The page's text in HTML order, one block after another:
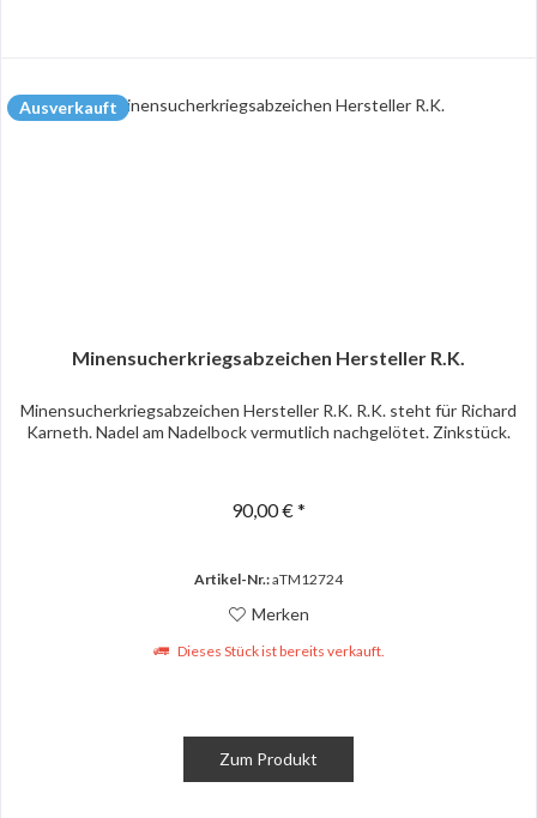
Ausverkauft
Minensucherkriegsabzeichen Hersteller R.K.
Minensucherkriegsabzeichen Hersteller R.K. R.K. steht für Richard
Karneth. Nadel am Nadelbock vermutlich nachgelötet. Zinkstück.
90,00 € *
Artikel-Nr.:aTM12724
Merken
Dieses Stück ist bereits verkauft.
Zum Produkt